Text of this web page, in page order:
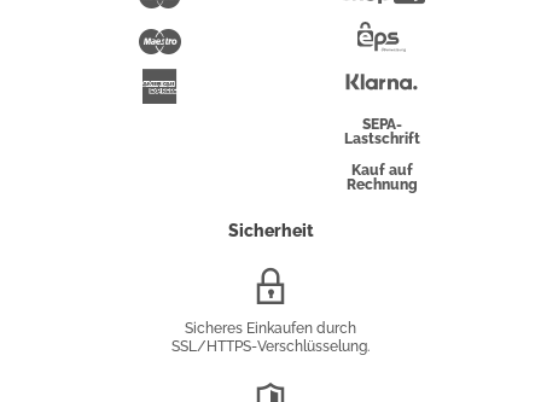
Maestro
Überweisung
SEPA-
Lastschrift
Kauf auf
Rechnung
Sicherheit
Sicheres Einkaufen durch
SSL/HTTPS-Verschlüsselung.